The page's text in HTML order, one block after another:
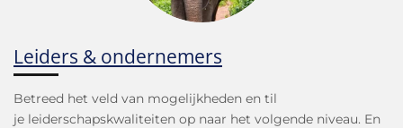
Leiders & ondernemers
Betreed het veld van mogelijkheden en til
je leiderschapskwaliteiten op naar het volgende niveau. En